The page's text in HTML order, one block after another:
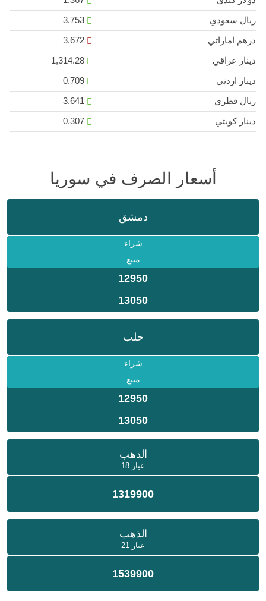
ريال سعودي
3.753
درهم اماراتي
3.672
دينار عراقي
1,314.28
دينار اردني
0.709
ريال قطري
دينار كويتي
0.307
أسعار الصرف في سوريا
دمشق
شراء
مبيع
12950
13050
حلب
شراء
مبيع
12950
13050
الذهب
عيار 18
1319900
الذهب
عيار 21
1539900